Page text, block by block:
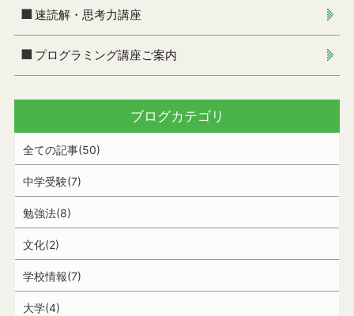
速読解・思考力講座
プログラミング講座ご案内
ブログカテゴリ
全ての記事(50)
中学受験(7)
勉強法(8)
文化(2)
学校情報(7)
大学(4)